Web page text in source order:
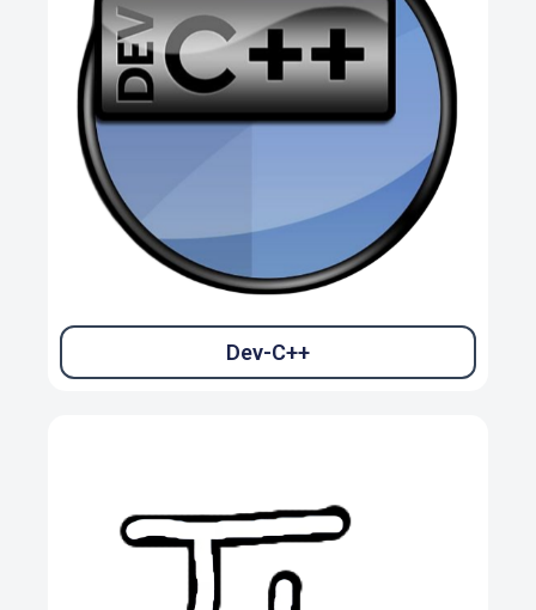
Dev-C++